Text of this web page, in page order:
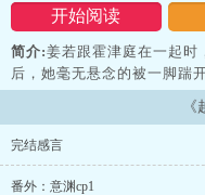
开始阅读
简介:姜若跟霍津庭在一起时
后，她毫无悬念的被一脚
媚，于男人堆里春风得意。
抵在酒吧门口，双眼猩红，
完结感言
番外：意渊cp1